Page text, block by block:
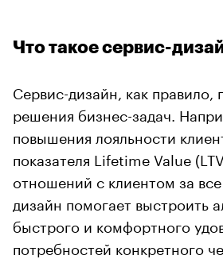
Что такое сервис-
Сервис-дизайн, как правило,
решения бизнес-задач.
повышения лояльности
показателя Lifetime Value
отношений с клиентом за
дизайн помогает выстроить
быстрого и комфортного
потребностей конкретного